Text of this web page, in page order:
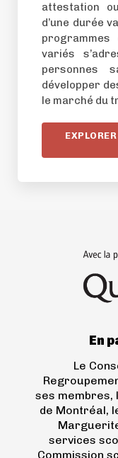
attestation
d’une durée
variés
personnes
développer
le marché du
En
Le
ses membres,
de Montréal,
services
Commission